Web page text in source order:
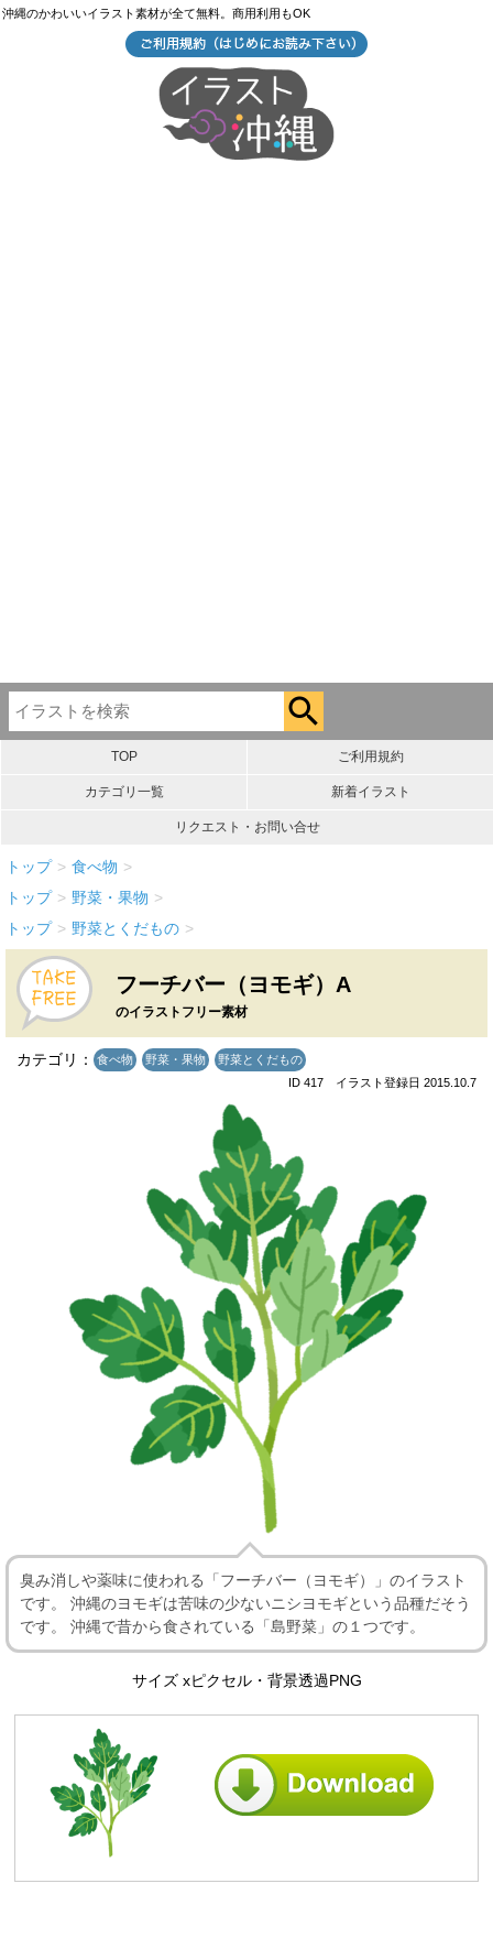
沖縄のかわいいイラスト素材が全て無料。商用利用もOK
TOP ご利用規約
カテゴリ一覧 新着イラスト
リクエスト・お問い合せ
トップ > 食べ物 >
トップ > 野菜・果物 >
トップ > 野菜とくだもの >
フーチバー（ヨモギ）A
のイラストフリー素材
カテゴリ： 食べ物 野菜・果物
野菜とくだもの
ID 417 イラスト登録日 2015.10.7
臭み消しや薬味に使われる「フーチバー（ヨモギ）」のイラスト
です。 沖縄のヨモギは苦味の少ないニシヨモギという品種だそう
です。 沖縄で昔から食されている「島野菜」の１つです。
サイズ xピクセル・背景透過PNG